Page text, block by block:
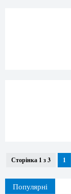
Сторінка 1 з 3 1
Популярні